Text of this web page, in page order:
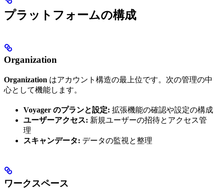
プラットフォームの構成
Organization
Organization はアカウント構造の最上位です。次の管理の中
心として機能します。
Voyager のプランと設定: 拡張機能の確認や設定の構成
ユーザーアクセス: 新規ユーザーの招待とアクセス管
理
スキャンデータ: データの監視と整理
ワークスペース